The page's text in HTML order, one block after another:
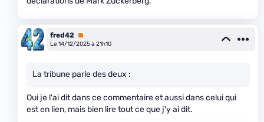
fred42 Premium
Le 14/12/2025 à 21h10
La tribune parle des deux :
Oui je l'ai dit dans ce commentaire et aussi dans celui qui
est en lien, mais bien lire tout ce que j'y ai dit.